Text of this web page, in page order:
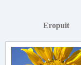
Eropuit